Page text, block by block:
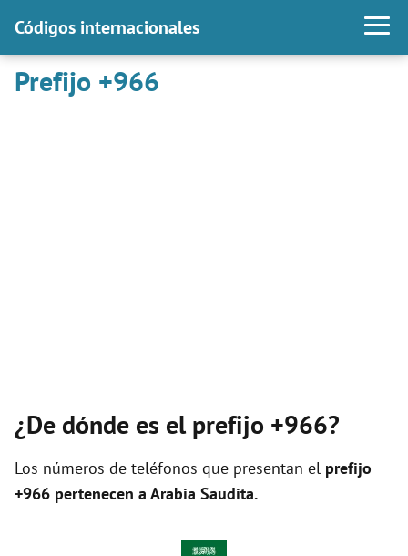
Códigos internacionales
Prefijo +966
¿De dónde es el prefijo +966?
Los números de teléfonos que presentan el prefijo
+966 pertenecen a Arabia Saudita.